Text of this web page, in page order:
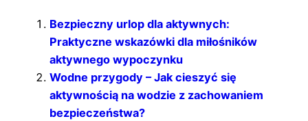
Bezpieczny urlop dla aktywnych:
Praktyczne wskazówki dla miłośników
aktywnego wypoczynku
Wodne przygody – Jak cieszyć się
aktywnością na wodzie z zachowaniem
bezpieczeństwa?